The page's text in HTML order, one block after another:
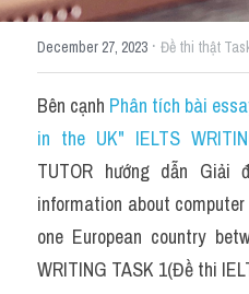
Line graph
Bar chart
Đề thi thật IELTS
Task 2
Từ vựng theo topic
Từ vựng theo Topic
December 27, 2023 · Đề thi thật
Bên cạnh Phân tích bài
in the UK" IELTS
TUTOR hướng dẫn Giải
information about
one European country
WRITING TASK 1(Đề thi